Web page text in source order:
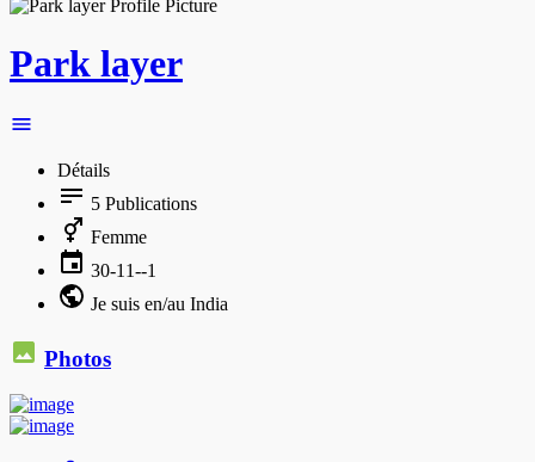
Park layer
Détails
5 Publications
Femme
30-11--1
Je suis en/au India
Photos